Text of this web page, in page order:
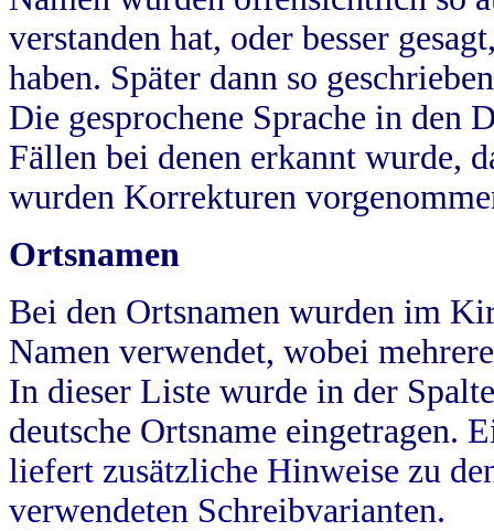
verstanden hat, oder besser
haben. Später dann so
Die gesprochene Sprache in
Fällen bei denen erkannt wurde,
wurden Korrekturen
Ortsnamen
Bei den Ortsnamen wurden im
Namen verwendet, wobei
In dieser Liste wurde in der
deutsche Ortsname eingetragen.
liefert zusätzliche Hinweise zu
verwendeten Schreibvarianten.